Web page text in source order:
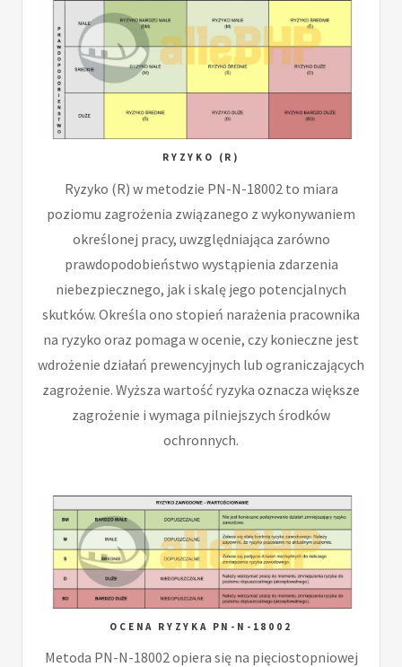
RYZYKO (R)
Ryzyko (R) w metodzie PN-N-18002 to miara
poziomu zagrożenia związanego z wykonywaniem
określonej pracy, uwzględniająca zarówno
prawdopodobieństwo wystąpienia zdarzenia
niebezpiecznego, jak i skalę jego potencjalnych
skutków. Określa ono stopień narażenia pracownika
na ryzyko oraz pomaga w ocenie, czy konieczne jest
wdrożenie działań prewencyjnych lub ograniczających
zagrożenie. Wyższa wartość ryzyka oznacza większe
zagrożenie i wymaga pilniejszych środków
ochronnych.
OCENA RYZYKA PN-N-18002
Metoda PN-N-18002 opiera się na pięciostopniowej